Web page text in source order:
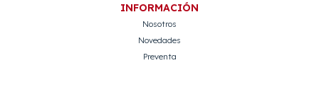
INFORMACIÓN
Nosotros
Novedades
Preventa